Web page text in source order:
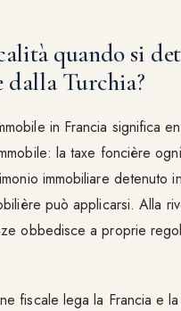
quando si
Turchia?
in Francia significa
la taxe foncière
immobiliare detenuto
può applicarsi. Alla
obbedisce a proprie
fiscale lega la Francia e